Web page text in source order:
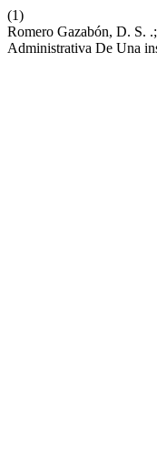
(1)
Romero Gazabón, D. S.
Administrativa De Una